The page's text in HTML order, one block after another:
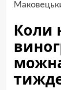
Коли